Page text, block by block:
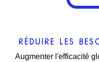
RÉDUIRE LES
Augmenter l'efficacité